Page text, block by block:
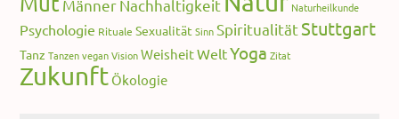
MännerNachhaltigkeit Naturheilkunde
Psychologie Rituale Sexualität Sinn SpiritualitätStuttgart
Tanz Tanzen vegan Vision WeisheitWeltYoga Zitat
Zukunft Ökologie